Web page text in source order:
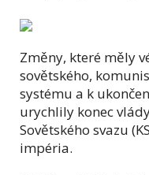
Změny, které měly
sovětského,
systému a k
urychlily konec
Sovětského svazu
impéria.